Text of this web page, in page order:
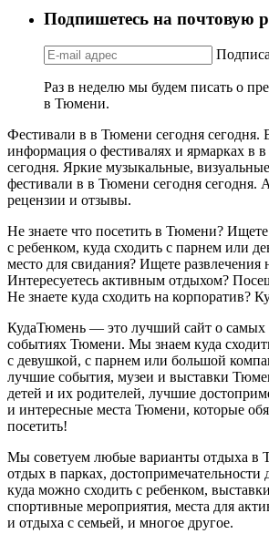
Подпишетесь на почтовую
Раз в неделю мы будем писать о
в Тюмени.
Фестивали в в Тюмени сегодня сегодня.
информация о фестивалях и ярмарках в
сегодня. Яркие музыкальные,
фестивали в в Тюмени сегодня сегодня.
рецензии и отзывы.
Не знаете что посетить в Тюмени? Ищете
с ребенком, куда сходить с парнем или
место для свидания? Ищете развлечения
Интересуетесь активным отдыхом?
Не знаете куда сходить на корпоратив?
КудаТюмень — это лучший сайт о самых
событиях Тюмени. Мы знаем куда
с девушкой, с парнем или большой
лучшие события, музеи и выставки
детей и их родителей, лучшие
и интересные места Тюмени, которые
посетить!
Мы советуем любые варианты отдыха
отдых в парках, достопримечательности
куда можно сходить с ребенком,
спортивные мероприятия, места для
и отдыха с семьей, и многое другое.